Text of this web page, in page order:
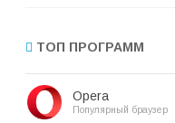
ТОП ПРОГРАММ
Opera
Популярный браузер